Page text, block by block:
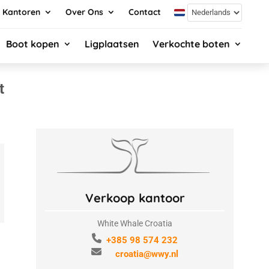
Kantoren Over Ons Contact
Boot kopen Ligplaatsen Verkochte boten
Verkoop kantoor
White Whale Croatia
+385 98 574 232
croatia@wwy.nl